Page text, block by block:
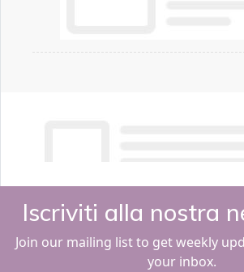
Iscriviti alla nostra
Join our mailing list to get weekly
your inbox.